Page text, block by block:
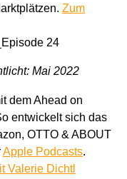
Zum
Mai 2022
dem Ahead on
entwickelt sich das
OTTO & ABOUT
Apple Podcasts.